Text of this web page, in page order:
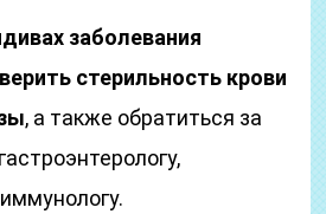
заболевания
стерильность крови
, а также обратиться за